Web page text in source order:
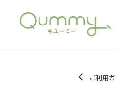
ご利用ガ